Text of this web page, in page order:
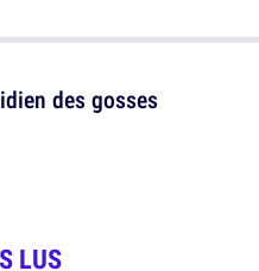
des gosses
LUS